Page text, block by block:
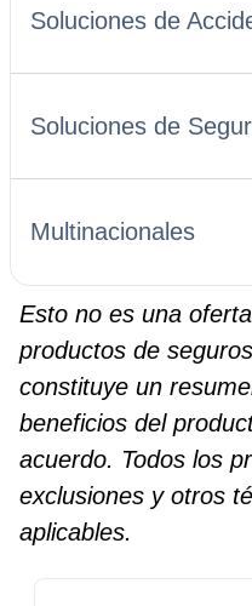
Soluciones de
Soluciones de
Multinacionales
Esto no es una
productos de
constituye un
beneficios del
acuerdo. Todos los
exclusiones y otros
aplicables.